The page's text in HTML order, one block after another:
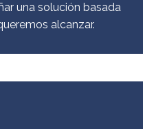
una solución basada
alcanzar.